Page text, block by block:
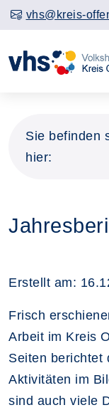
vhs@kreis-
Sie befinden
hier:
Erstellt am:
Frisch
Arbeit im Kreis
Seiten berichtet
Aktivitäten im
sind auch viele